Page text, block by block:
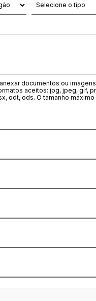
documentos ou
aceitos: jpg, jpeg, gif,
odt, ods. O tamanho máximo